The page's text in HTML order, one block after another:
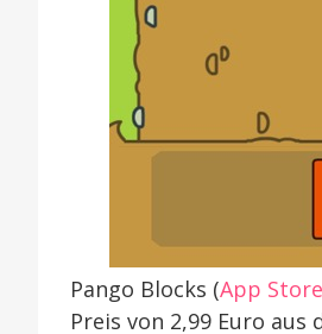
Pango Blocks (App
Preis von 2,99 Euro